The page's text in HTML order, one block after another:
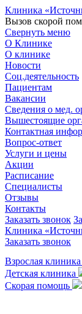
Клиника
Вызов скорой
Свернуть меню
О Клинике
О клинике
Новости
Соц.деятельность
Пациентам
Вакансии
Сведения о мед.
Вышестоящие
Контактная
Вопрос-ответ
Услуги и цены
Акции
Расписание
Специалисты
Отзывы
Контакты
Заказать звонок
Клиника
Заказать звонок
Взрослая клиника
Детская клиника
Скорая помощь